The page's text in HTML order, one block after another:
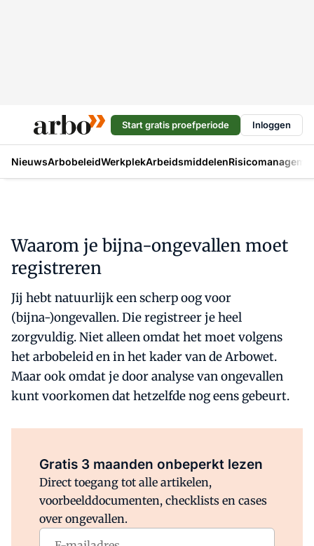
Start gratis proefperiode Inloggen
NieuwsArbobeleidWerkplekArbeidsmiddelen
Waarom je bijna-ongevallen moet
registreren
Jij hebt natuurlijk een scherp oog voor
(bijna-)ongevallen. Die registreer je heel
zorgvuldig. Niet alleen omdat het moet volgens
het arbobeleid en in het kader van de Arbowet.
Maar ook omdat je door analyse van ongevallen
kunt voorkomen dat hetzelfde nog eens gebeurt.
Gratis 3 maanden onbeperkt lezen
Direct toegang tot alle artikelen,
voorbeelddocumenten, checklists en cases
over ongevallen.